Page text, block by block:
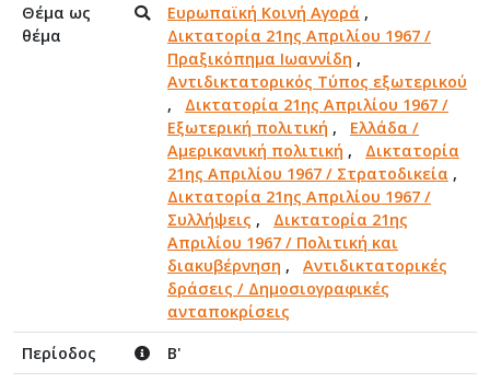
Θέμα ως
θέμα
Ευρωπαϊκή Κοινή Αγορά ,
Δικτατορία 21ης Απριλίου 1967 /
Πραξικόπημα Ιωαννίδη ,
Αντιδικτατορικός Τύπος εξωτερικού
, Δικτατορία 21ης Απριλίου 1967 /
Εξωτερική πολιτική , Ελλάδα /
Αμερικανική πολιτική , Δικτατορία
21ης Απριλίου 1967 / Στρατοδικεία ,
Δικτατορία 21ης Απριλίου 1967 /
Συλλήψεις , Δικτατορία 21ης
Απριλίου 1967 / Πολιτική και
διακυβέρνηση , Αντιδικτατορικές
δράσεις / Δημοσιογραφικές
ανταποκρίσεις
Περίοδος
Β'